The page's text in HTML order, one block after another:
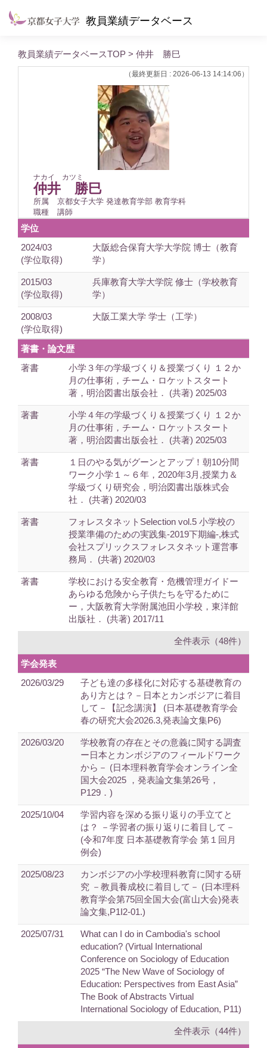
教員業績データベース
教員業績データベースTOP > 仲井 勝巳
（最終更新日 : 2026-06-13 14:14:06）
ナカイ カツミ
仲井 勝巳
所属
京都女子大学 発達教育学部 教育学科
職種
講師
学位
2024/03
(学位取得)
大阪総合保育大学大学院 博士（教育
学）
2015/03
(学位取得)
兵庫教育大学大学院 修士（学校教育
学）
2008/03
(学位取得)
大阪工業大学 学士（工学）
著書・論文歴
著書
小学３年の学級づくり＆授業づくり １２か
月の仕事術，チーム・ロケットスタート
著，明治図書出版会社． (共著) 2025/03
著書
小学４年の学級づくり＆授業づくり １２か
月の仕事術，チーム・ロケットスタート
著，明治図書出版会社． (共著) 2025/03
著書
１日のやる気がグーンとアップ！朝10分間
ワーク小学１～６年，2020年3月,授業力＆
学級づくり研究会，明治図書出版株式会
社． (共著) 2020/03
著書
フォレスタネットSelection vol.5 小学校の
授業準備のための実践集-2019下期編-,株式
会社スプリックスフォレスタネット運営事
務局． (共著) 2020/03
著書
学校における安全教育・危機管理ガイドー
あらゆる危険から子供たちを守るために
ー，大阪教育大学附属池田小学校，東洋館
出版社． (共著) 2017/11
全件表示（48件）
学会発表
2026/03/29
子ども達の多様化に対応する基礎教育の
あり方とは？－日本とカンボジアに着目
して－【記念講演】 (日本基礎教育学会
春の研究大会2026.3,発表論文集P6)
2026/03/20
学校教育の存在とその意義に関する調査
ー日本とカンボジアのフィールドワーク
から－ (日本理科教育学会オンライン全
国大会2025 ，発表論文集第26号，
P129．)
2025/10/04
学習内容を深める振り返りの手立てと
は？ －学習者の振り返りに着目して－
(令和7年度 日本基礎教育学会 第１回月
例会)
2025/08/23
カンボジアの小学校理科教育に関する研
究 －教員養成校に着目して－ (日本理科
教育学会第75回全国大会(富山大会)発表
論文集,P1I2-01.)
2025/07/31
What can I do in Cambodia's school
education? (Virtual International
Conference on Sociology of Education
2025 “The New Wave of Sociology of
Education: Perspectives from East Asia”
The Book of Abstracts Virtual
International Sociology of Education, P11)
全件表示（44件）